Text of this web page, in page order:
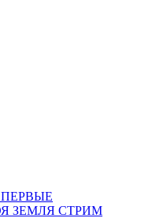
ПЕРВЫЕ
ЗЕМЛЯ СТРИМ